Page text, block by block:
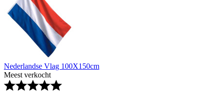
Nederlandse Vlag 100X150cm
Meest verkocht